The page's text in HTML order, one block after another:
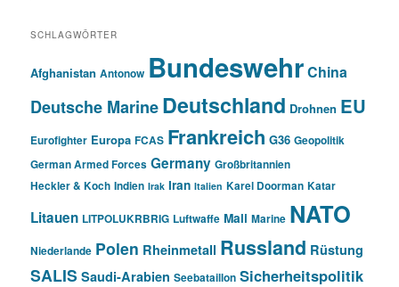
SCHLAGWÖRTER
Afghanistan Antonow BundeswehrChina
Deutsche MarineDeutschland Drohnen EU
Eurofighter Europa FCAS Frankreich G36 Geopolitik
German Armed Forces Germany Großbritannien
Heckler & Koch Indien Irak Iran Italien Karel Doorman Katar
Litauen LITPOLUKRBRIG Luftwaffe Mali Marine NATO
Niederlande Polen Rheinmetall Russland Rüstung
SALIS Saudi-Arabien Seebataillon Sicherheitspolitik